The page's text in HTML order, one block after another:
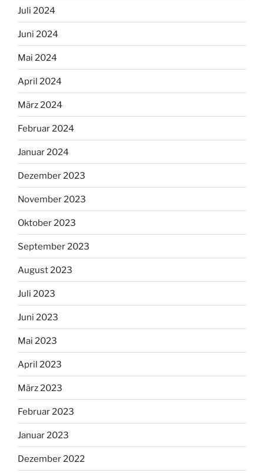
Juli 2024
Juni 2024
Mai 2024
April 2024
März 2024
Februar 2024
Januar 2024
Dezember 2023
November 2023
Oktober 2023
September 2023
August 2023
Juli 2023
Juni 2023
Mai 2023
April 2023
März 2023
Februar 2023
Januar 2023
Dezember 2022